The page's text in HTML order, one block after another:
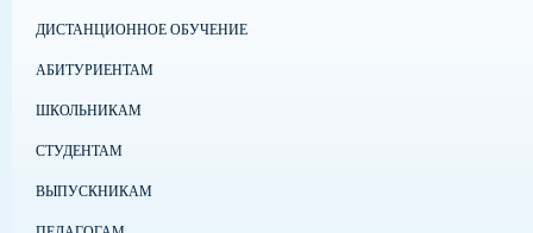
ДИСТАНЦИОННОЕ ОБУЧЕНИЕ
АБИТУРИЕНТАМ
ШКОЛЬНИКАМ
СТУДЕНТАМ
ВЫПУСКНИКАМ